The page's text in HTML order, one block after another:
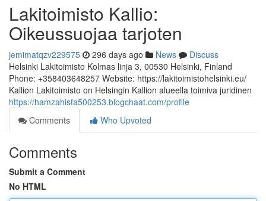
Lakitoimisto Kallio:
Oikeussuojaa tarjoten
jemimatqzv229575 296 days ago News
Discuss
Helsinki Lakitoimisto Kolmas linja 3, 00530 Helsinki, Finland
Phone: +358403648257 Website: https://lakitoimistohelsinki.eu/
Kallion Lakitoimisto on Helsingin Kallion alueella toimiva juridinen
https://hamzahisfa500253.blogchaat.com/profile
Comments
Who Upvoted
Comments
Submit a Comment
No HTML